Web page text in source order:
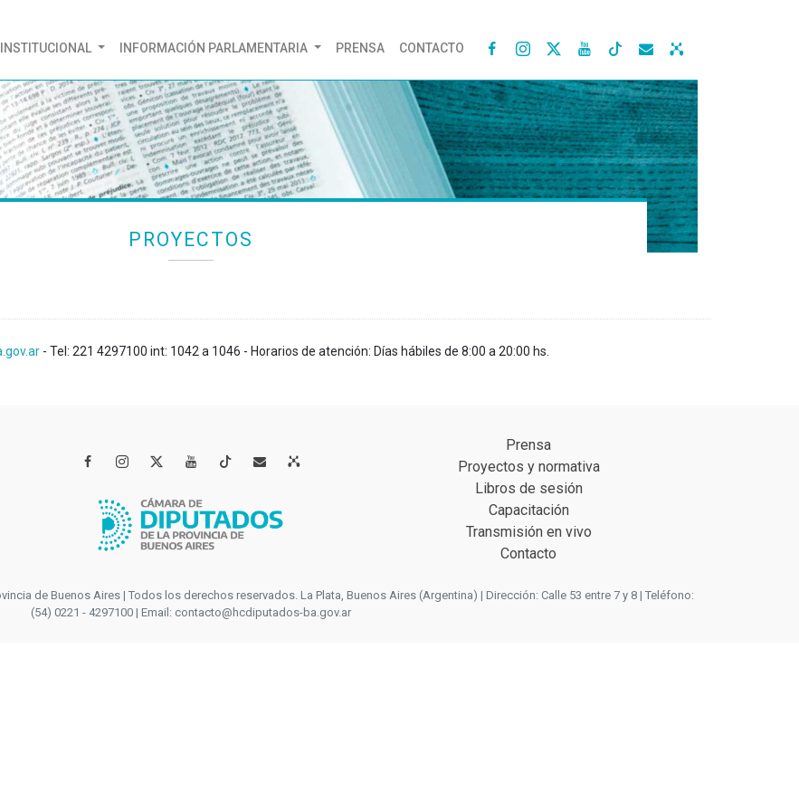
INSTITUCIONAL INFORMACIÓN PARLAMENTARIA PRENSA CONTACTO    
PROYECTOS
- Tel: 221 4297100 int: 1042 a 1046 - Horarios de atención: Días hábiles de 8:00 a 20:00 hs.
   
Prensa
Proyectos y normativa
Libros de sesión
Capacitación
Transmisión en vivo
Contacto
de Buenos Aires | Todos los derechos reservados. La Plata, Buenos Aires (Argentina) | Dirección: Calle 53 entre 7 y 8 | Teléfono:
(54) 0221 - 4297100 | Email: contacto@hcdiputados-ba.gov.ar